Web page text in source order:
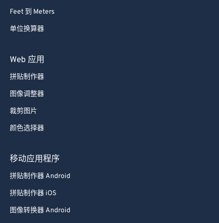
Feet 到 Meters
单位换算器
Web 应用
拼贴制作器
图像调整器
裁剪图片
颜色选择器
移动应用程序
拼贴制作器 Android
拼贴制作器 iOS
图像转换器 Android